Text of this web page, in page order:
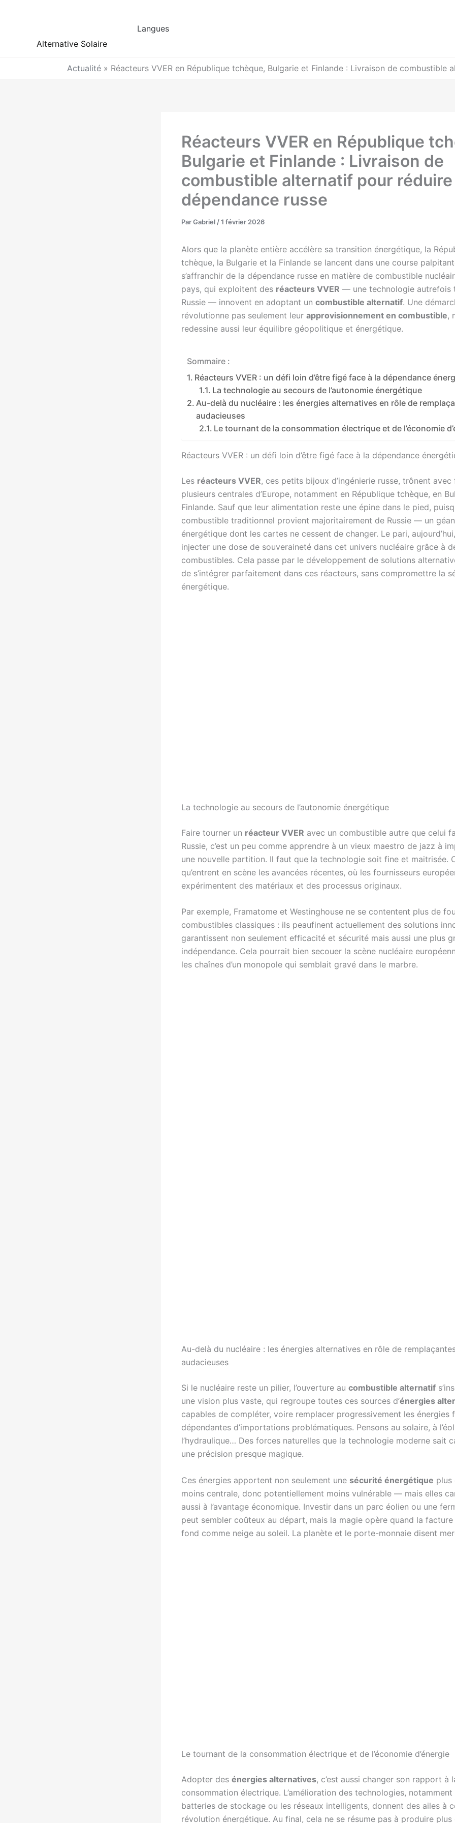
Alternative Solaire
Langues
Actualité » Réacteurs VVER en République tchèque, Bulgarie et Finlande : Livraison de
Réacteurs VVER en République
Bulgarie et Finlande : Livraison de
combustible alternatif pour réduire
dépendance russe
ParGabriel /1 février 2026
Alors que la planète entière accélère sa transition énergétique, la
tchèque, la Bulgarie et la Finlande se lancent dans une course
s’affranchir de la dépendance russe en matière de combustible
pays, qui exploitent des réacteurs VVER — une technologie autrefois
Russie — innovent en adoptant un combustible alternatif. Une
révolutionne pas seulement leur approvisionnement en combustible,
redessine aussi leur équilibre géopolitique et énergétique.
Sommaire :
Réacteurs VVER : un défi loin d’être figé face à la dépendance
La technologie au secours de l’autonomie énergétique
Au-delà du nucléaire : les énergies alternatives en rôle de
audacieuses
Le tournant de la consommation électrique et de l’économie
Réacteurs VVER : un défi loin d’être figé face à la dépendance
Les réacteurs VVER, ces petits bijoux d’ingénierie russe, trônent
plusieurs centrales d’Europe, notamment en République tchèque, en
Finlande. Sauf que leur alimentation reste une épine dans le pied,
combustible traditionnel provient majoritairement de Russie — un
énergétique dont les cartes ne cessent de changer. Le pari,
injecter une dose de souveraineté dans cet univers nucléaire grâce à
combustibles. Cela passe par le développement de solutions
de s’intégrer parfaitement dans ces réacteurs, sans compromettre la
énergétique.
La technologie au secours de l’autonomie énergétique
Faire tourner un réacteur VVER avec un combustible autre que celui
Russie, c’est un peu comme apprendre à un vieux maestro de jazz à
une nouvelle partition. Il faut que la technologie soit fine et maitrisée.
qu’entrent en scène les avancées récentes, où les fournisseurs
expérimentent des matériaux et des processus originaux.
Par exemple, Framatome et Westinghouse ne se contentent plus de
combustibles classiques : ils peaufinent actuellement des solutions
garantissent non seulement efficacité et sécurité mais aussi une plus
indépendance. Cela pourrait bien secouer la scène nucléaire
les chaînes d’un monopole qui semblait gravé dans le marbre.
Au-delà du nucléaire : les énergies alternatives en rôle de
audacieuses
Si le nucléaire reste un pilier, l’ouverture au combustible alternatif
une vision plus vaste, qui regroupe toutes ces sources d’énergies
capables de compléter, voire remplacer progressivement les énergies
dépendantes d’importations problématiques. Pensons au solaire, à
l’hydraulique… Des forces naturelles que la technologie moderne sait
une précision presque magique.
Ces énergies apportent non seulement une sécurité énergétique
moins centrale, donc potentiellement moins vulnérable — mais elles
aussi à l’avantage économique. Investir dans un parc éolien ou une
peut sembler coûteux au départ, mais la magie opère quand la
fond comme neige au soleil. La planète et le porte-monnaie disent
Le tournant de la consommation électrique et de l’économie d’énergie
Adopter des énergies alternatives, c’est aussi changer son rapport à
consommation électrique. L’amélioration des technologies, notamment
batteries de stockage ou les réseaux intelligents, donnent des ailes à
révolution énergétique. Au final, cela ne se résume pas à produire plus